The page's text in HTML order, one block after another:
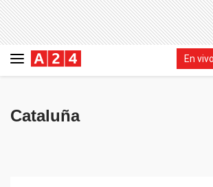
En vivo
Cataluña